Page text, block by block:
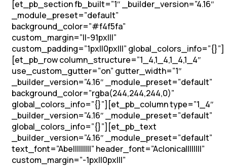
[et_pb_section fb_built=”1″ _builder_version=”4.16″
_module_preset=”default”
background_color=”#f4f5fa”
custom_margin=”||-91px|||”
custom_padding=”1px||0px|||” global_colors_info=”{}”]
[et_pb_row column_structure=”1_4,1_4,1_4,1_4″
use_custom_gutter=”on” gutter_width=”1″
_builder_version=”4.16″ _module_preset=”default”
background_color=”rgba(244,244,244,0)”
global_colors_info=”{}”][et_pb_column type=”1_4″
_builder_version=”4.16″ _module_preset=”default”
global_colors_info=”{}”][et_pb_text
_builder_version=”4.16″ _module_preset=”default”
text_font=”Abel||||||||” header_font=”Aclonica||||||||”
custom_margin=”-1px||0px|||”